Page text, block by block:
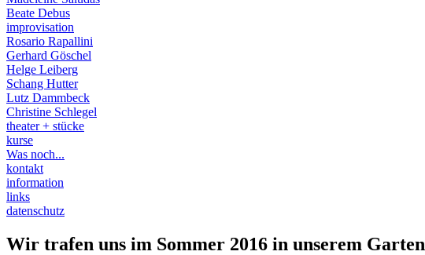
Beate Debus
improvisation
Rosario Rapallini
Gerhard Göschel
Helge Leiberg
Schang Hutter
Lutz Dammbeck
Christine Schlegel
theater + stücke
kurse
Was noch...
kontakt
information
links
datenschutz
Wir trafen uns im Sommer 2016 in unserem Garten